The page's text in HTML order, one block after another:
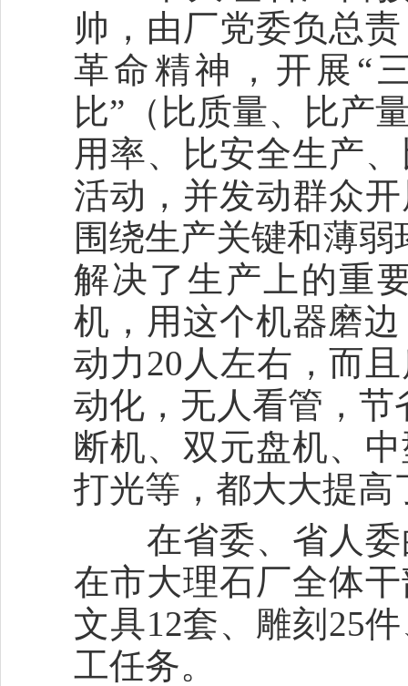
帅，由厂党委负总
革命精神，开展“
比”（比质量、比产
用率、比安全生产
活动，并发动群众
围绕生产关键和薄
解决了生产上的重
机，用这个机器磨
动力20人左右，而
动化，无人看管，
断机、双元盘机、
打光等，都大大提高
在省委、省人委
在市大理石厂全体
文具12套、雕刻25
工任务。